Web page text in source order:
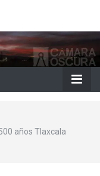
Oscura
años Tlaxcala